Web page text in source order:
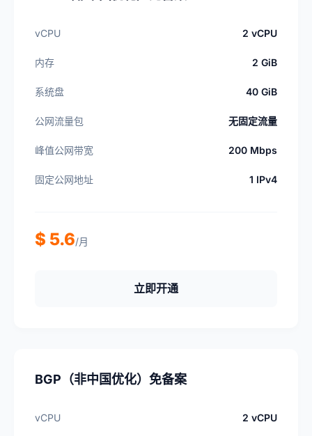
vCPU 2 vCPU
内存 2 GiB
系统盘 40 GiB
公网流量包 无固定流量
峰值公网带宽 200 Mbps
固定公网地址 1 IPv4
$ 5.6/月
立即开通
BGP（非中国优化）免备案
vCPU 2 vCPU